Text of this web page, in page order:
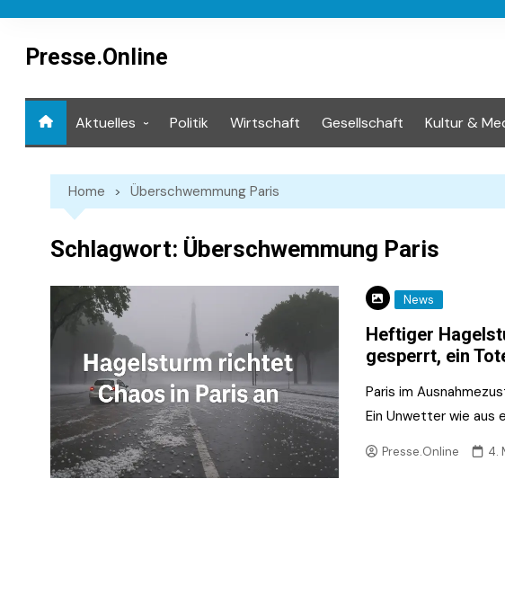
contentPresse.Online
Aktuelles Politik Wirtschaft Gesellschaft Kultur &
Home Überschwemmung Paris
Schlagwort: Überschwemmung Paris
News
Heftiger
gesperrt, ein
Paris im
Ein Unwetter wie aus
Presse.Online 4.